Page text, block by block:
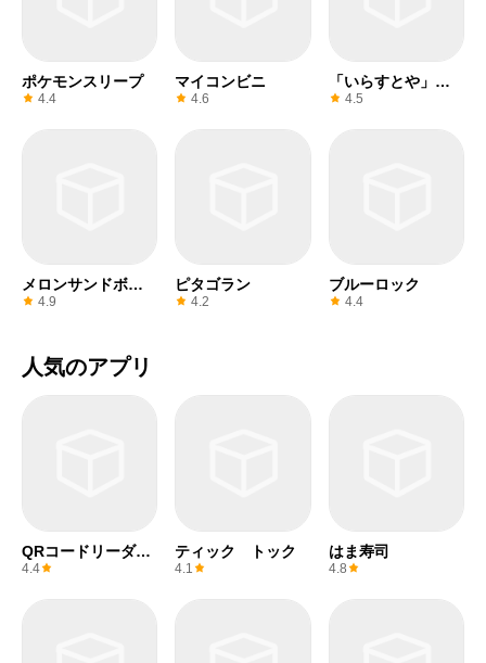
ポケモンスリープ
4.4
マイコンビニ
4.6
「いらすとや」か
らの脱出
4.5
メロンサンドボッ
クス
4.9
ピタゴラン
4.2
ブルーロック
4.4
人気のアプリ
QRコードリーダー
(無料)
4.4
ティック トック
4.1
はま寿司
4.8